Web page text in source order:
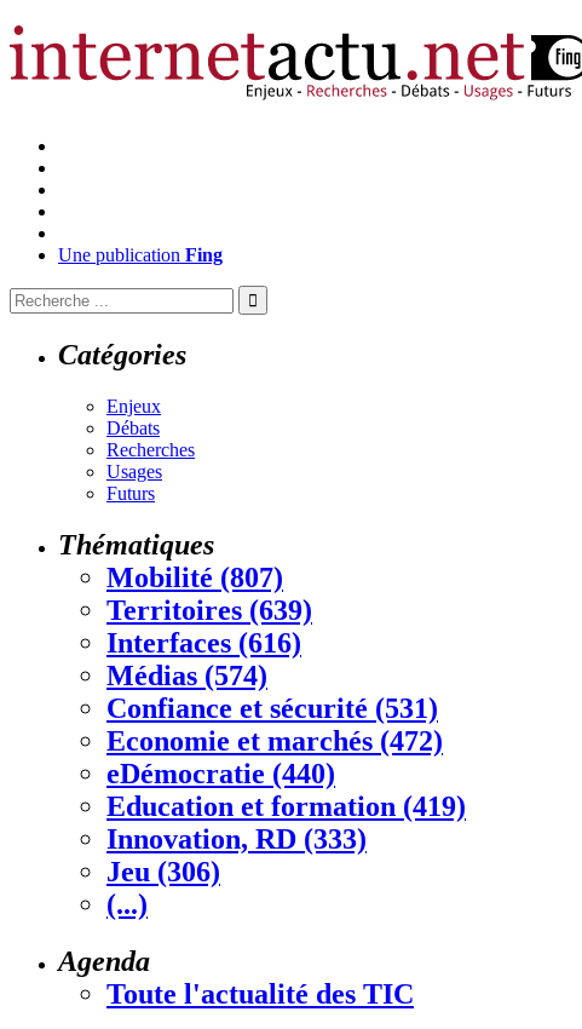
Une publication Fing
Catégories
Enjeux
Débats
Recherches
Usages
Futurs
Thématiques
Mobilité (807)
Territoires (639)
Interfaces (616)
Médias (574)
Confiance et sécurité (531)
Economie et marchés (472)
eDémocratie (440)
Education et formation (419)
Innovation, RD (333)
Jeu (306)
(...)
Agenda
Toute l'actualité des TIC